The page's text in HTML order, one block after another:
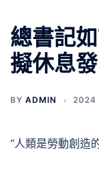
總書記
擬休息
BY ADMIN 2024
“人類是勞動創造